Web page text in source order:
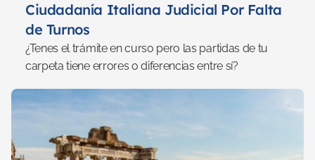
Ciudadanía Italiana Judicial Por Falta
de Turnos
¿Tenes el trámite en curso pero las partidas de tu
carpeta tiene errores o diferencias entre sí?